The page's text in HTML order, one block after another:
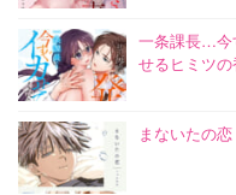
一条課長…今
せるヒミツ
まないたの恋